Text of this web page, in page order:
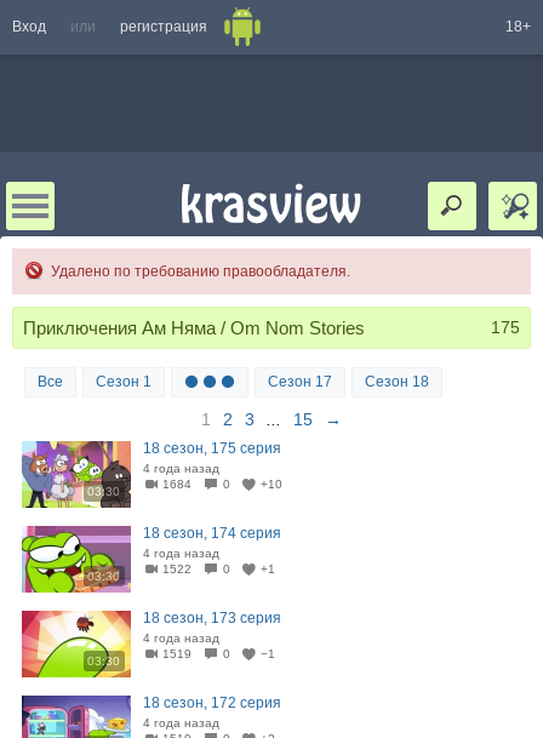
Вход или регистрация 18+
Удалено по требованию правообладателя.
Приключения Ам Няма / Om Nom Stories 175
Все Сезон 1 ⚫ ⚫ ⚫ Сезон 17 Сезон 18
1 2 3 15 →
03:30
18 сезон, 175 серия
4 года назад
1684
0 +10
03:30
18 сезон, 174 серия
4 года назад
1522
0 +1
03:30
18 сезон, 173 серия
4 года назад
1519
0 −1
18 сезон, 172 серия
4 года назад